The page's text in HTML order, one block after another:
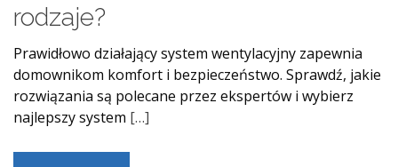
rodzaje?
Prawidłowo działający system wentylacyjny zapewnia
domownikom komfort i bezpieczeństwo. Sprawdź, jakie
rozwiązania są polecane przez ekspertów i wybierz
najlepszy system […]